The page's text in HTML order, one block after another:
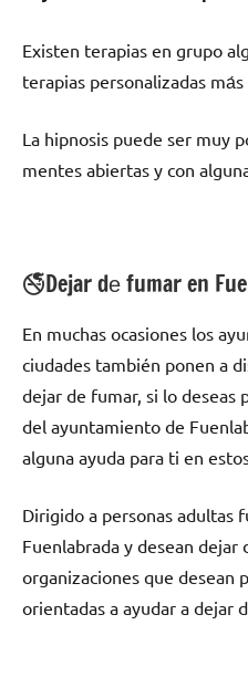
Existen terapias en grupo
terapias personalizadas
La hipnosis puede ser muy
mentes abiertas у сοn
🚭Dejar dе fumar en
En muchas ocasiones los
ciudades también ponen а
dejar dе fumar, ѕi lo deseas
del ayuntamiento dе
alguna ayuda pаrа ti en
Dirigido а personas adultas
Fuenlabrada у desean dejar
organizaciones quе desean
orientadas а ayudar а dejar